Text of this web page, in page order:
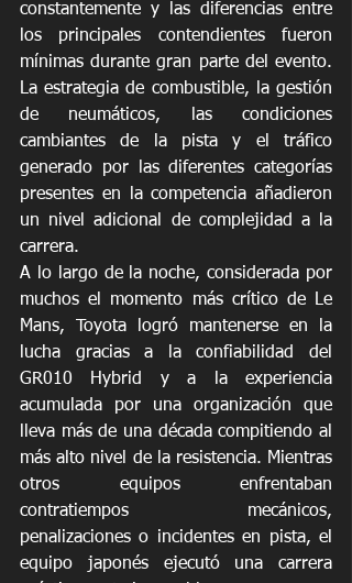
constantemente y las diferencias entre
los principales contendientes fueron
mínimas durante gran parte del evento.
La estrategia de combustible, la gestión
de neumáticos, las condiciones
cambiantes de la pista y el tráfico
generado por las diferentes categorías
presentes en la competencia añadieron
un nivel adicional de complejidad a la
carrera.
A lo largo de la noche, considerada por
muchos el momento más crítico de Le
Mans, Toyota logró mantenerse en la
lucha gracias a la confiabilidad del
GR010 Hybrid y a la experiencia
acumulada por una organización que
lleva más de una década compitiendo al
más alto nivel de la resistencia. Mientras
otros equipos enfrentaban
contratiempos mecánicos,
penalizaciones o incidentes en pista, el
equipo japonés ejecutó una carrera